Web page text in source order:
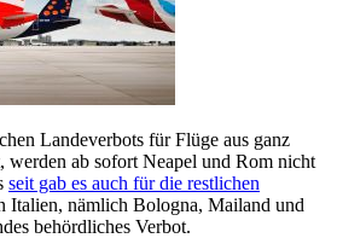
Landeverbots für Flüge aus ganz
werden ab sofort Neapel und Rom nicht
seit gab es auch für die restlichen
Italien, nämlich Bologna, Mailand und
behördliches Verbot.